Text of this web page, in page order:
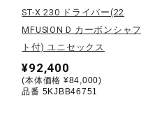
野球
ST-X 230 ドライバー(22
MFUSION D カーボンシャフ
ト付) ユニセックス
¥92,400
(本体価格 ¥84,000)
品番 5KJBB46751